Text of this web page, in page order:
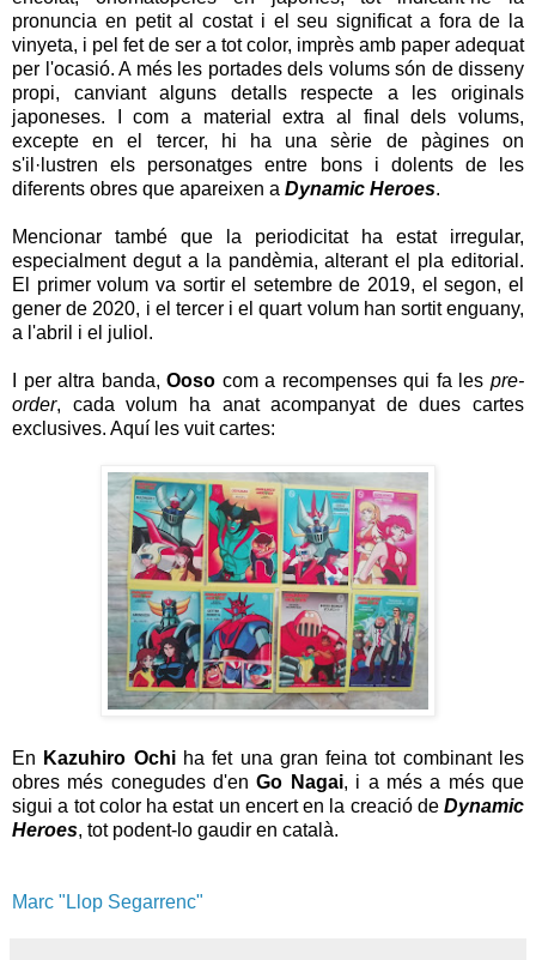
pronuncia en petit al costat i el seu significat a fora de la
vinyeta, i pel fet de ser a tot color, imprès amb paper adequat
per l'ocasió. A més les portades dels volums són de disseny
propi, canviant alguns detalls respecte a les originals
japoneses. I com a material extra al final dels volums,
excepte en el tercer, hi ha una sèrie de pàgines on
s'il·lustren els personatges entre bons i dolents de les
diferents obres que apareixen a Dynamic Heroes.
Mencionar també que la periodicitat ha estat irregular,
especialment degut a la pandèmia, alterant el pla editorial.
El primer volum va sortir el setembre de 2019, el segon, el
gener de 2020, i el tercer i el quart volum han sortit enguany,
a l'abril i el juliol.
I per altra banda,Ooso com a recompenses qui fa lespre-
order, cada volum ha anat acompanyat de dues cartes
exclusives. Aquí les vuit cartes:
En Kazuhiro Ochiha fet una gran feina tot combinant les
obres més conegudes d'enGo Nagai, i a més a més que
sigui a tot color ha estat un encert en la creació de Dynamic
Heroes, tot podent-lo gaudir en català.
Marc "Llop Segarrenc"